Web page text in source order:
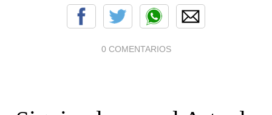
0 COMENTARIOS